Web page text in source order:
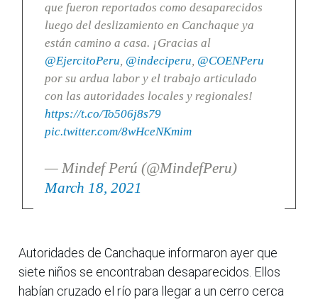
que fueron reportados como desaparecidos
luego del deslizamiento en Canchaque ya
están camino a casa. ¡Gracias al
@EjercitoPeru, @indeciperu, @COENPeru
por su ardua labor y el trabajo articulado
con las autoridades locales y regionales!
https://t.co/To506j8s79
pic.twitter.com/8wHceNKmim
— Mindef Perú (@MindefPeru)
March 18, 2021
Autoridades de Canchaque informaron ayer que
siete niños se encontraban desaparecidos. Ellos
habían cruzado el río para llegar a un cerro cerca